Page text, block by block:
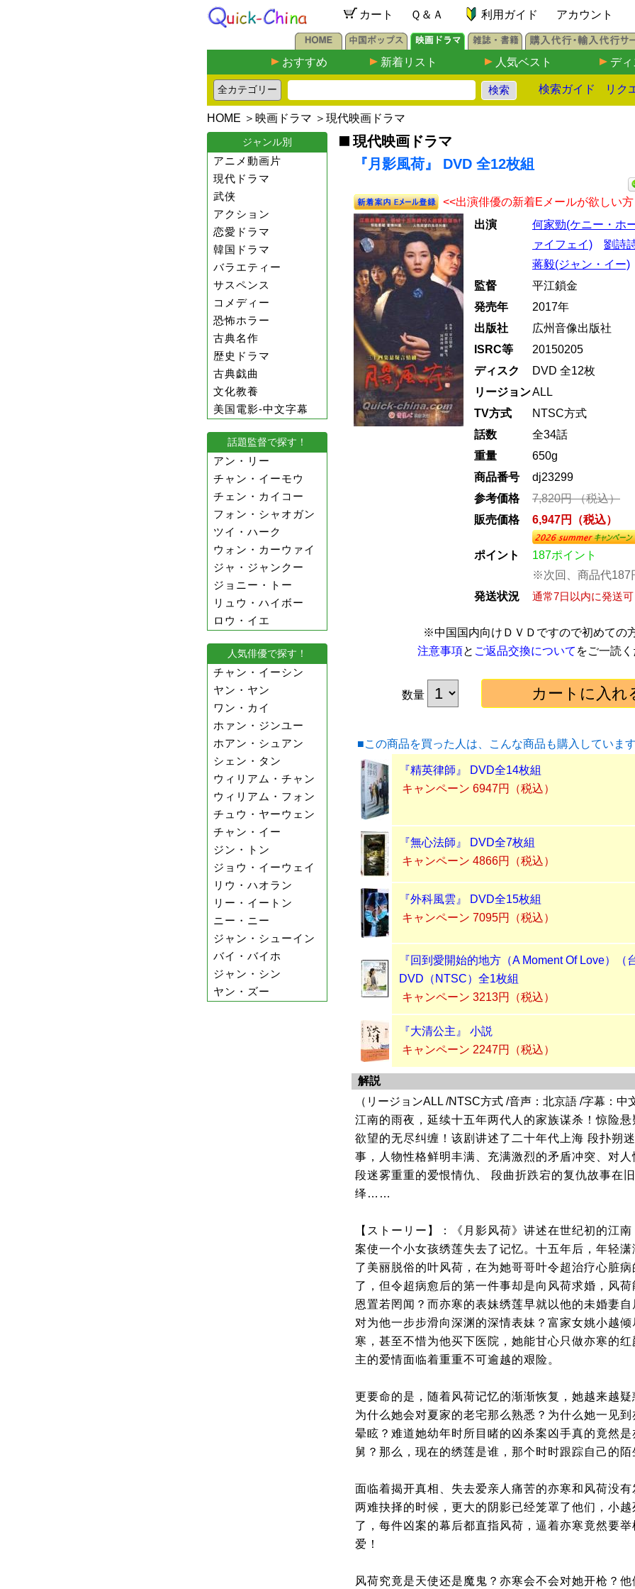
カート Ｑ＆Ａ 利用ガイド アカウント
おすすめ 新着リスト 人気ベスト デ
検索ガイド リク
HOME ＞ 映画ドラマ ＞ 現代映画ドラマ
ジャンル別
アニメ動画片
現代ドラマ
武侠
アクション
恋愛ドラマ
韓国ドラマ
バラエティー
サスペンス
コメディー
恐怖ホラー
古典名作
歴史ドラマ
古典戯曲
文化教養
美国電影-中文字幕
話題監督で探す！
アン・リー
チャン・イーモウ
チェン・カイコー
フォン・シャオガン
ツイ・ハーク
ウォン・カーウァイ
ジャ・ジャンクー
ジョニー・トー
リュウ・ハイボー
ロウ・イエ
人気俳優で探す！
チャン・イーシン
ヤン・ヤン
ワン・カイ
ホァン・ジンユー
ホアン・シュアン
シェン・タン
ウィリアム・チャン
ウィリアム・フォン
チュウ・ヤーウェン
チャン・イー
ジン・トン
ジョウ・イーウェイ
リウ・ハオラン
リー・イートン
ニー・ニー
ジャン・シューイン
バイ・バイホ
ジャン・シン
ヤン・ズー
現代映画ドラマ
『月影風荷』 DVD 全12枚組
<<出演俳優の新着Eメールが欲しい方
出演
何家勁(ケニー・ホ
ァイフェイ)
劉詩
蒋毅(ジャン・イー)
監督
平江鎖金
発売年
2017年
出版社
広州音像出版社
ISRC等
20150205
ディスク
DVD 全12枚
リージョンALL
TV方式
NTSC方式
話数
全34話
重量
650g
商品番号
dj23299
参考価格
7,820円 （税込）
販売価格
6,947円（税込）
ポイント
187ポイント
※次回、商品代187
発送状況
通常7日以内に発送可
※中国国内向けＤＶＤですので初めての
注意事項と ご返品交換について をご一読く
数量
■この商品を買った人は、こんな商品も購入しています
『精英律師』 DVD全14枚組
キャンペーン 6947円（税込）
『無心法師』 DVD全7枚組
キャンペーン 4866円（税込）
『外科風雲』 DVD全15枚組
キャンペーン 7095円（税込）
『回到愛開始的地方（A Moment Of Love）（
DVD（NTSC）全1枚組
キャンペーン 3213円（税込）
『大清公主』 小説
キャンペーン 2247円（税込）
解説
（リージョンALL /NTSC方式 /音声：北京語 /字幕：中
江南的雨夜，延续十五年两代人的家族谋杀！惊险
欲望的无尽纠缠！该剧讲述了二十年代上海 段扑朔
事，人物性格鲜明丰满、充满激烈的矛盾冲突、对人
段迷雾重重的爱恨情仇、 段曲折跌宕的复仇故事在
绎……
【ストーリー】：《月影风荷》讲述在世纪初的江
案使一个小女孩绣莲失去了记忆。十五年后，年轻
了美丽脱俗的叶风荷，在为她哥哥叶令超治疗心脏
了，但令超病愈后的第一件事却是向风荷求婚，风
恩置若罔闻？而亦寒的表妹绣莲早就以他的未婚妻
对为他一步步滑向深渊的深情表妹？富家女姚小越
寒，甚至不惜为他买下医院，她能甘心只做亦寒的
主的爱情面临着重重不可逾越的艰险。
更要命的是，随着风荷记忆的渐渐恢复，她越来越疑
为什么她会对夏家的老宅那么熟悉？为什么她一见
晕眩？难道她幼年时所目睹的凶杀案凶手真的竟然
舅？那么，现在的绣莲是谁，那个时时跟踪自己的陌
面临着揭开真相、失去爱亲人痛苦的亦寒和风荷没有
两难抉择的时候，更大的阴影已经笼罩了他们，小
了，每件凶案的幕后都直指风荷，逼着亦寒竟然要
爱！
风荷究竟是天使还是魔鬼？亦寒会不会对她开枪？